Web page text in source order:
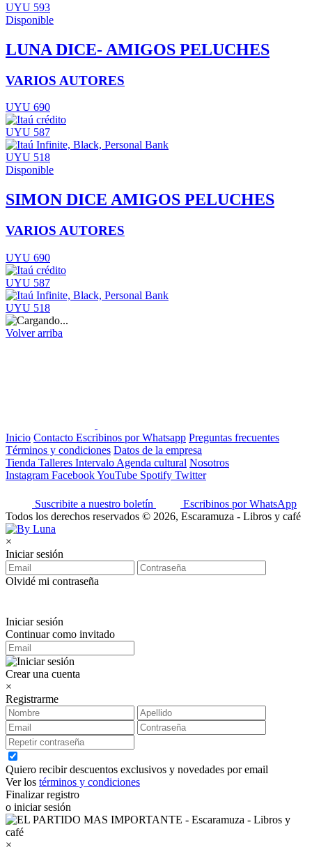
UYU 593
Disponible
LUNA DICE- AMIGOS PELUCHES
VARIOS AUTORES
UYU 690
UYU 587
UYU 518
Disponible
SIMON DICE AMIGOS PELUCHES
VARIOS AUTORES
UYU 690
UYU 587
UYU 518
Volver arriba
Inicio Contacto Escribinos por Whatsapp Preguntas frecuentes
Términos y condiciones Datos de la empresa
Tienda Talleres Intervalo Agenda cultural Nosotros
Instagram FacebookYouTube Spotify Twitter
Suscribite a nuestro boletín
Escribinos por WhatsApp
Todos los derechos reservados © 2026, Escaramuza - Libros y café
×
Iniciar sesión
Olvidé mi contraseña
Iniciar sesión
Continuar como invitado
Crear una cuenta
×
Registrarme
Quiero recibir descuentos exclusivos y novedades por email
Ver los términos y condiciones
Finalizar registro
o iniciar sesión
×